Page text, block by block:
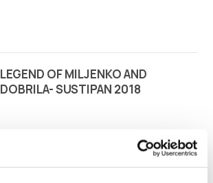
LEGEND OF MILJENKO AND
DOBRILA- SUSTIPAN 2018